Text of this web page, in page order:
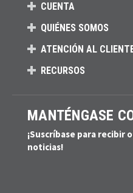
CUENTA
QUIÉNES SOMOS
ATENCIÓN AL
RECURSOS
MANTÉNGASE
¡Suscríbase para recibir
noticias!